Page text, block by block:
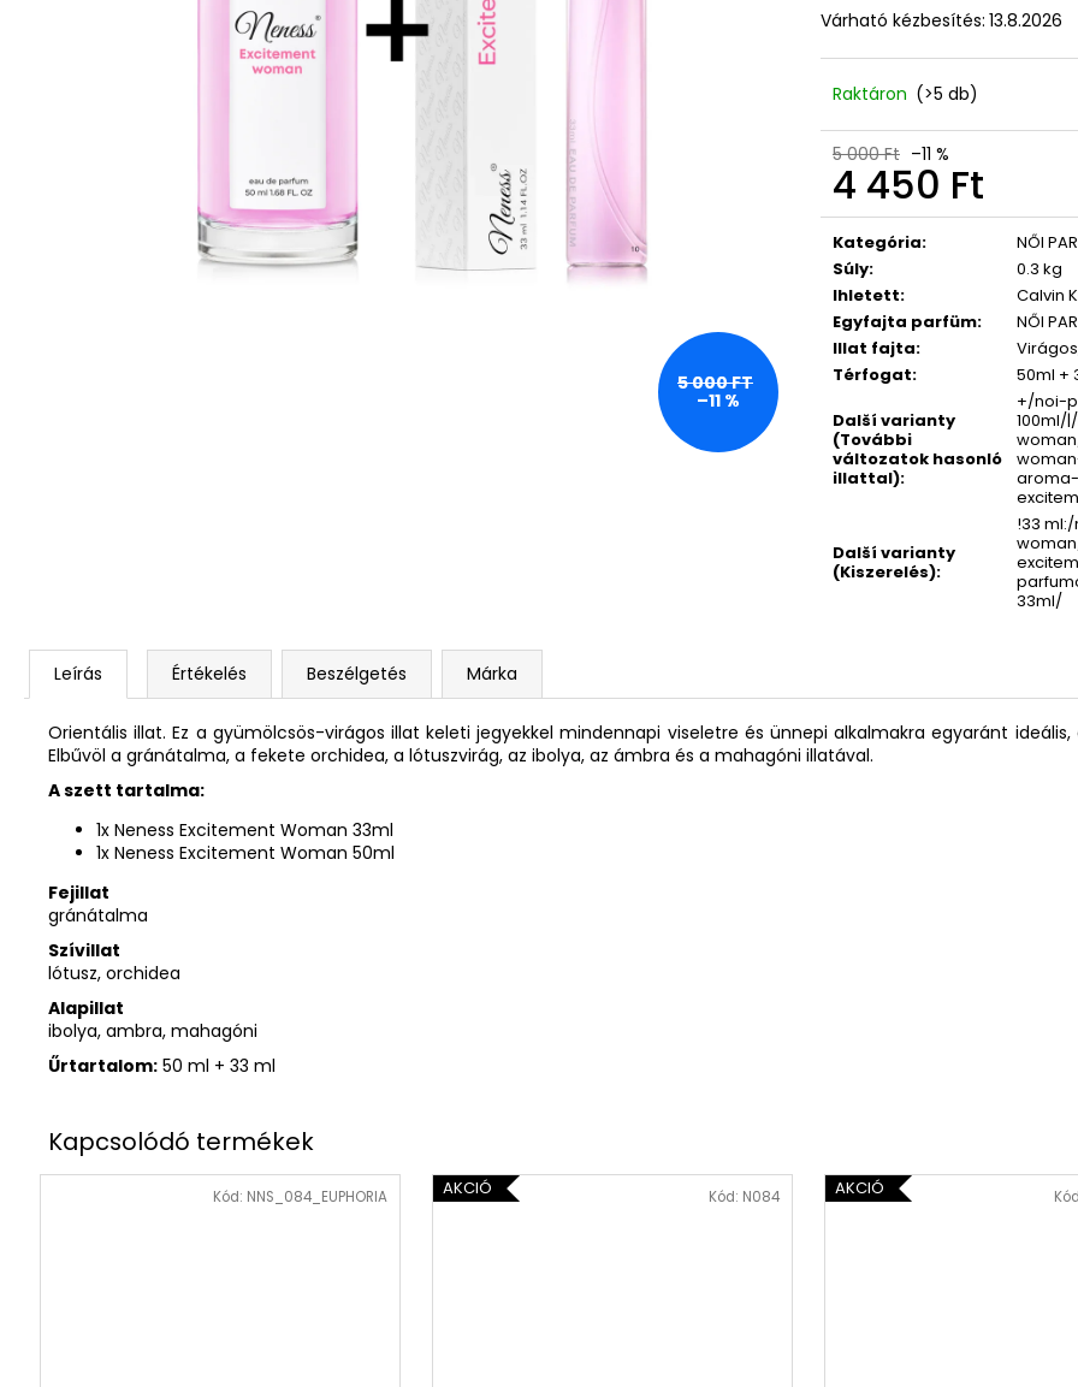
Várható kézbesítés: 13.8.2026
Raktáron (>5 db)
5 000 Ft –11 %
4 450 Ft
Egységár:
Kategória:
NŐI
Súly:
0.3 kg
Ihletett:
Calvin
Egyfajta parfüm:
NŐI
Illat fajta:
Térfogat:
50ml +
Další varianty
(További
változatok hasonló
illattal):
+/noi-
100ml/
Další varianty
(Kiszerelés):
!33
33ml/
5 000 FT
–11 %
Leírás Értékelés Beszélgetés Márka
Orientális illat. Ez a gyümölcsös-virágos illat keleti jegyekkel mindennapi viseletre és ünnepi alkalmakra egyaránt
Elbűvöl a gránátalma, a fekete orchidea, a lótuszvirág, az ibolya, az ámbra és a mahagóni illatával.
A szett tartalma:
1x Neness Excitement Woman 33ml
1x Neness Excitement Woman 50ml
Fejillat
gránátalma
Szívillat
lótusz, orchidea
Alapillat
ibolya, ambra, mahagóni
Űrtartalom: 50 ml + 33 ml
Kód: NNS_084_EUPHORIA AKCIÓ Kód: N084 AKCIÓ
ARKADA SERUM TC16 11 ML
9 000 Ft
365 DAYS FOR
NŐKNEK 50 ML
17 750 Ft